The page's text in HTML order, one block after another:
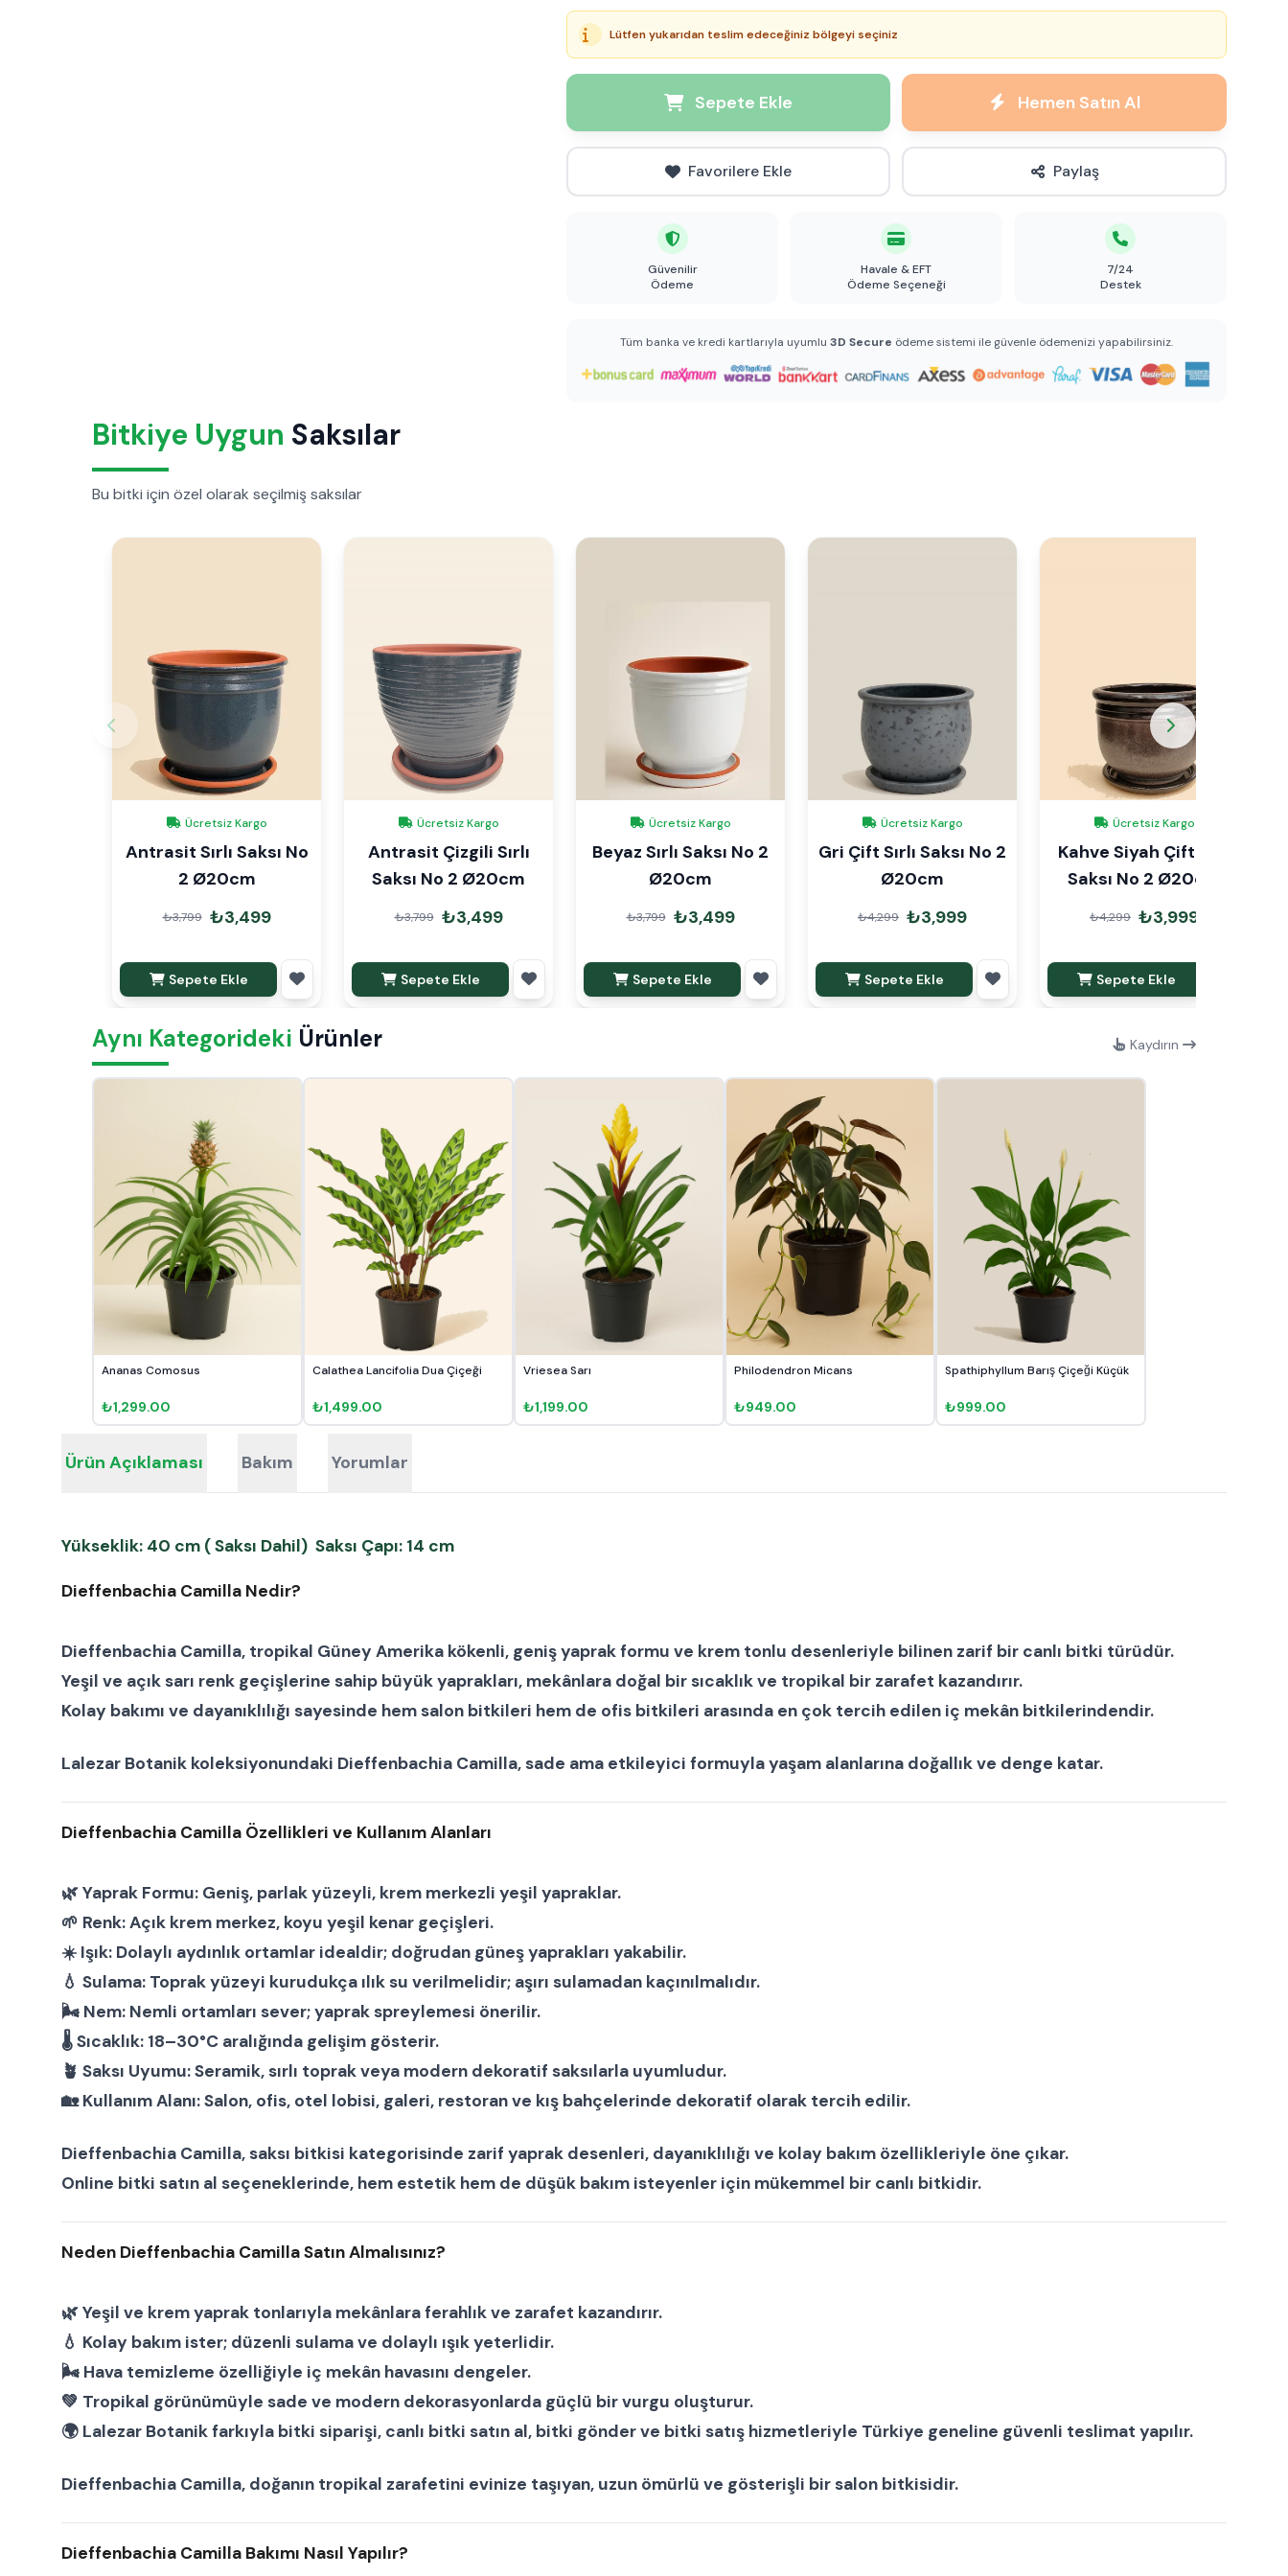
Lütfen yukarıdan teslim edeceğiniz bölgeyi seçiniz
Sepete Ekle Hemen Satın Al
Favorilere Ekle Paylaş
Güvenilir
Ödeme
Havale & EFT
Ödeme Seçeneği
7/24
Destek
Tüm banka ve kredi kartlarıyla uyumlu 3D Secure ödeme sistemi ile güvenle ödemenizi yapabilirsiniz.
Bitkiye Uygun Saksılar
Bu bitki için özel olarak seçilmiş saksılar
Ücretsiz Kargo
Antrasit Sırlı Saksı No
2 Ø20cm
₺3,799 ₺3,499
Sepete Ekle
Ücretsiz Kargo
Antrasit Çizgili Sırlı
Saksı No 2 Ø20cm
₺3,799 ₺3,499
Sepete Ekle
Ücretsiz Kargo
Beyaz Sırlı Saksı No 2
Ø20cm
₺3,799 ₺3,499
Sepete Ekle
Ücretsiz Kargo
Gri Çift Sırlı Saksı No 2
Ø20cm
₺4,299 ₺3,999
Sepete Ekle
Ücretsiz Kargo
Kahve Siyah Çift Sırlı
Saksı No 2 Ø20cm
₺4,299 ₺3,999
Sepete Ekle
Aynı Kategorideki Ürünler Kaydırın
Ananas Comosus
₺1,299.00
Calathea Lancifolia Dua Çiçeği
₺1,499.00
Vriesea Sarı
₺1,199.00
Philodendron Micans
₺949.00
Spathiphyllum Barış Çiçeği Küçük
₺999.00
Ürün Açıklaması Bakım Yorumlar
Yükseklik: 40 cm ( Saksı Dahil) Saksı Çapı: 14 cm
Dieffenbachia Camilla Nedir?
Dieffenbachia Camilla, tropikal Güney Amerika kökenli, geniş yaprak formu ve krem tonlu desenleriyle bilinen zarif bir canlı bitki türüdür.
Yeşil ve açık sarı renk geçişlerine sahip büyük yaprakları, mekânlara doğal bir sıcaklık ve tropikal bir zarafet kazandırır.
Kolay bakımı ve dayanıklılığı sayesinde hemsalon bitkileri hem de ofis bitkileri arasında en çok tercih edilen iç mekân bitkilerindendir.
Lalezar Botanik koleksiyonundaki Dieffenbachia Camilla, sade ama etkileyici formuyla yaşam alanlarına doğallık ve denge katar.
Dieffenbachia Camilla Özellikleri ve Kullanım Alanları
🌿Yaprak Formu: Geniş, parlak yüzeyli, krem merkezli yeşil yapraklar.
🌱 Renk:Açık krem merkez, koyu yeşil kenar geçişleri.
☀️ Işık: Dolaylı aydınlık ortamlar idealdir; doğrudan güneş yaprakları yakabilir.
💧 Sulama: Toprak yüzeyi kurudukça ılık su verilmelidir; aşırı sulamadan kaçınılmalıdır.
🌬 Nem: Nemli ortamları sever; yaprak spreylemesi önerilir.
🌡Sıcaklık: 18–30°C aralığında gelişim gösterir.
🪴 Saksı Uyumu:Seramik, sırlı toprak veya modern dekoratif saksılarla uyumludur.
🏡Kullanım Alanı:Salon, ofis, otel lobisi, galeri, restoran ve kış bahçelerinde dekoratif olarak tercih edilir.
Dieffenbachia Camilla,saksı bitkisi kategorisinde zarif yaprak desenleri, dayanıklılığı ve kolay bakım özellikleriyle öne çıkar.
Online bitki satın al seçeneklerinde, hem estetik hem de düşük bakım isteyenler için mükemmel bir canlı bitkidir.
Neden Dieffenbachia Camilla Satın Almalısınız?
🌿 Yeşil ve krem yaprak tonlarıyla mekânlara ferahlık ve zarafet kazandırır.
💧 Kolay bakım ister; düzenli sulama ve dolaylı ışık yeterlidir.
🌬 Hava temizleme özelliğiyle iç mekân havasını dengeler.
💚 Tropikal görünümüyle sade ve modern dekorasyonlarda güçlü bir vurgu oluşturur.
🌍 Lalezar Botanikfarkıyla bitki siparişi, canlı bitki satın al, bitki gönderve bitki satış hizmetleriyle Türkiye geneline güvenli teslimat yapılır.
Dieffenbachia Camilla, doğanın tropikal zarafetini evinize taşıyan, uzun ömürlü ve gösterişli birsalon bitkisidir.
Dieffenbachia Camilla Bakımı Nasıl Yapılır?